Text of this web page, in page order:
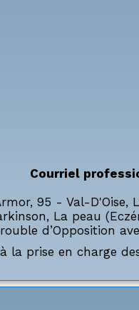
Courriel
, 95 - Val-D'Oise,
, La peau
d’Opposition
la prise en charge